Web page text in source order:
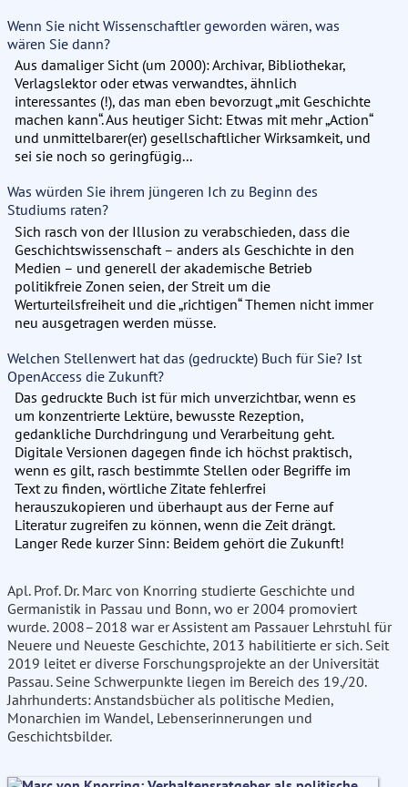
Wenn Sie nicht Wissenschaftler geworden wären, was
wären Sie dann?
Aus damaliger Sicht (um 2000): Archivar, Bibliothekar,
Verlagslektor oder etwas verwandtes, ähnlich
interessantes (!), das man eben bevorzugt „mit Geschichte
machen kann“. Aus heutiger Sicht: Etwas mit mehr „Action“
und unmittelbarer(er) gesellschaftlicher Wirksamkeit, und
sei sie noch so geringfügig...
Was würden Sie ihrem jüngeren Ich zu Beginn des
Studiums raten?
Sich rasch von der Illusion zu verabschieden, dass die
Geschichtswissenschaft – anders als Geschichte in den
Medien – und generell der akademische Betrieb
politikfreie Zonen seien, der Streit um die
Werturteilsfreiheit und die „richtigen“ Themen nicht immer
neu ausgetragen werden müsse.
Welchen Stellenwert hat das (gedruckte) Buch für Sie? Ist
OpenAccess die Zukunft?
Das gedruckte Buch ist für mich unverzichtbar, wenn es
um konzentrierte Lektüre, bewusste Rezeption,
gedankliche Durchdringung und Verarbeitung geht.
Digitale Versionen dagegen finde ich höchst praktisch,
wenn es gilt, rasch bestimmte Stellen oder Begriffe im
Text zu finden, wörtliche Zitate fehlerfrei
herauszukopieren und überhaupt aus der Ferne auf
Literatur zugreifen zu können, wenn die Zeit drängt.
Langer Rede kurzer Sinn: Beidem gehört die Zukunft!
Apl. Prof. Dr. Marc von Knorring studierte Geschichte und
Germanistik in Passau und Bonn, wo er 2004 promoviert
wurde. 2008–2018 war er Assistent am Passauer Lehrstuhl für
Neuere und Neueste Geschichte, 2013 habilitierte er sich. Seit
2019 leitet er diverse Forschungsprojekte an der Universität
Passau. Seine Schwerpunkte liegen im Bereich des 19./20.
Jahrhunderts: Anstandsbücher als politische Medien,
Monarchien im Wandel, Lebenserinnerungen und
Geschichtsbilder.